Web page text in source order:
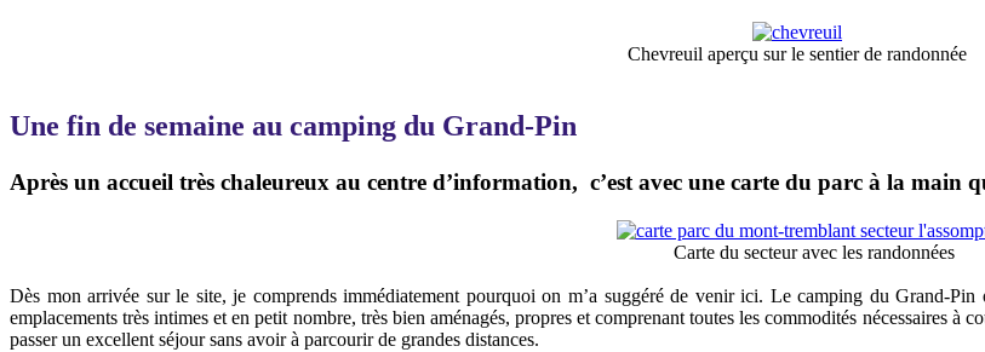
Chevreuil aperçu sur le sentier de randonnée
Une fin de semaine au camping du Grand-Pin
Après un accueil très chaleureux au centre d’information, c’est avec une carte du parc à la main
Carte du secteur avec les randonnées
Dès mon arrivée sur le site, je comprends immédiatement pourquoi on m’a suggéré de venir ici. Le camping du Grand-
emplacements très intimes et en petit nombre, très bien aménagés, propres et comprenant toutes les commodités nécessaires à
passer un excellent séjour sans avoir à parcourir de grandes distances.